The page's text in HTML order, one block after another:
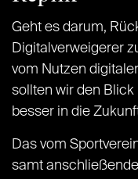
Geht es darum,
Digitalverweigerer
vom Nutzen
sollten wir den
besser in die
Das vom
samt